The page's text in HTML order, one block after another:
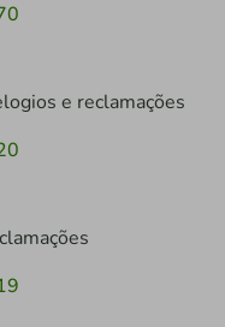
e reclamações